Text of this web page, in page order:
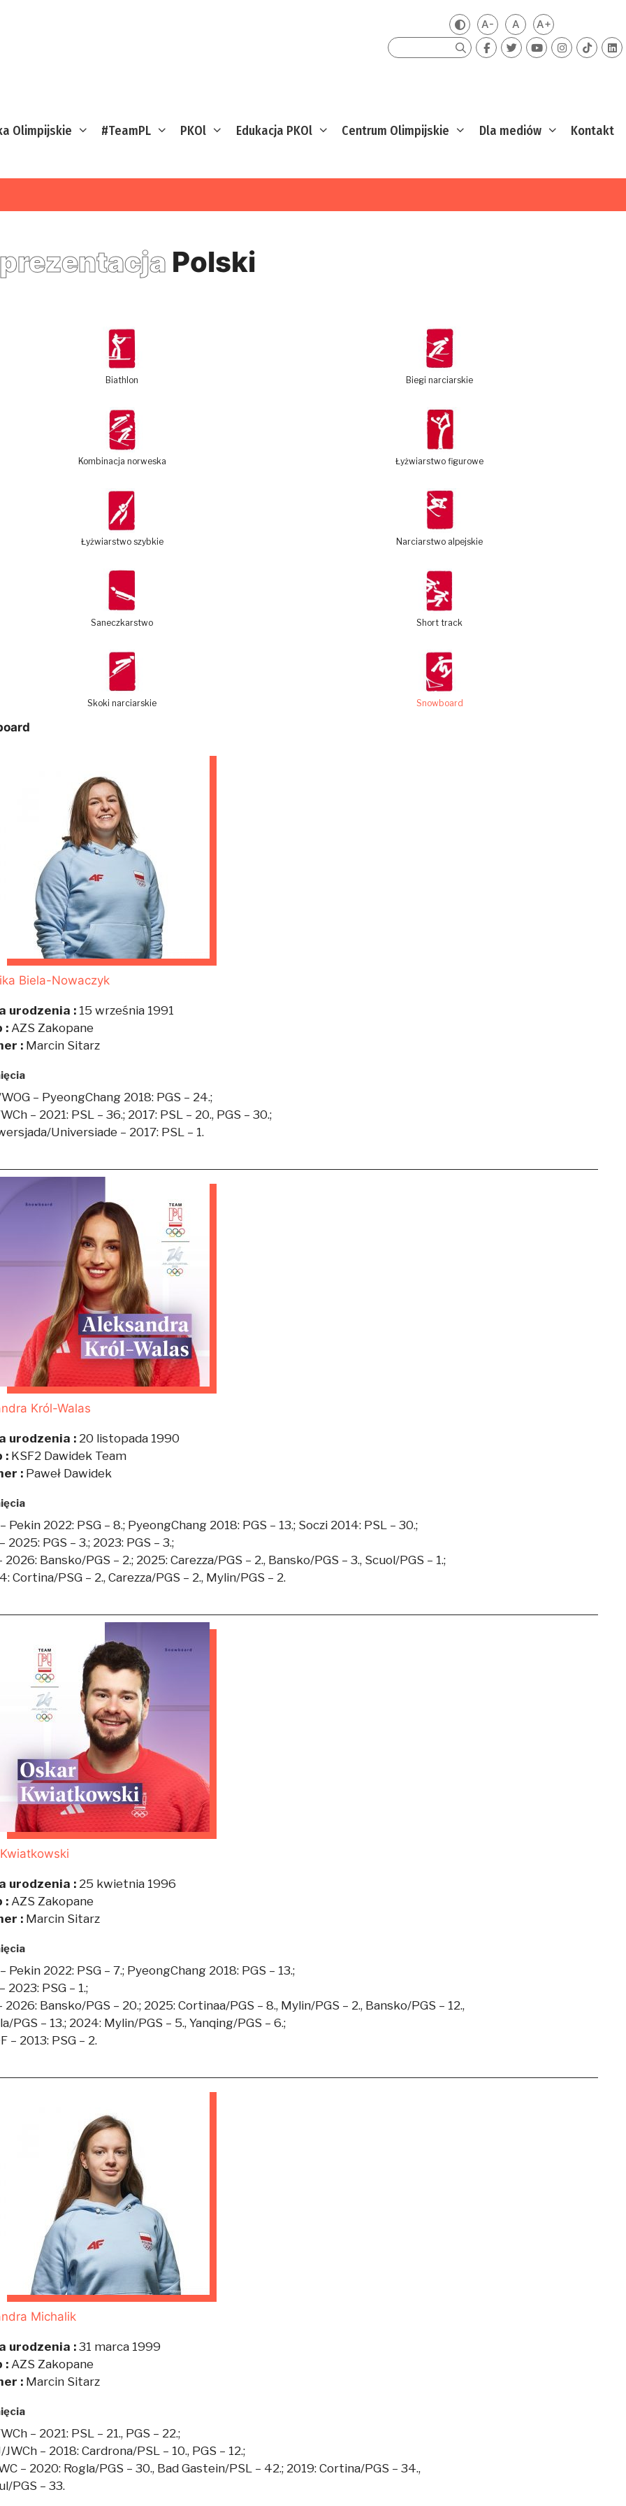
Zmień kontrast
A-Mniejsza czcionka
ADomyślna czcionka
A+Większa
Szukaj
Olimpijskie #TeamPL PKOl Edukacja PKOl Centrum Olimpijskie Dla mediów Kontakt
Polski
Biathlon Biegi narciarskie
Kombinacja norweska Łyżwiarstwo figurowe
Łyżwiarstwo szybkie Narciarstwo alpejskie
Saneczkarstwo Short track
Skoki narciarskie Snowboard
Biela-Nowaczyk
urodzenia : 15 września 1991
: AZS Zakopane
: Marcin Sitarz
– PyeongChang 2018: PGS – 24.;
– 2021: PSL – 36.; 2017: PSL – 20., PGS – 30.;
Universiade – 2017: PSL – 1.
Król-Walas
urodzenia : 20 listopada 1990
: KSF2 Dawidek Team
: Paweł Dawidek
Pekin 2022: PSG – 8.; PyeongChang 2018: PGS – 13.; Soczi 2014: PSL – 30.;
2025: PGS – 3.; 2023: PGS – 3.;
2026: Bansko/PGS – 2.; 2025: Carezza/PGS – 2., Bansko/PGS – 3., Scuol/PGS – 1.;
Cortina/PSG – 2., Carezza/PGS – 2., Mylin/PGS – 2.
urodzenia : 25 kwietnia 1996
: AZS Zakopane
: Marcin Sitarz
Pekin 2022: PSG – 7.; PyeongChang 2018: PGS – 13.;
2023: PSG – 1.;
2026: Bansko/PGS – 20.; 2025: Cortinaa/PGS – 8., Mylin/PGS – 2., Bansko/PGS – 12.,
PGS – 13.; 2024: Mylin/PGS – 5., Yanqing/PGS – 6.;
– 2013: PSG – 2.
Michalik
urodzenia : 31 marca 1999
: AZS Zakopane
: Marcin Sitarz
– 2021: PSL – 21., PGS – 22.;
JWCh – 2018: Cardrona/PSL – 10., PGS – 12.;
– 2020: Rogla/PGS – 30., Bad Gastein/PSL – 42.; 2019: Cortina/PGS – 34.,
PGS – 33.